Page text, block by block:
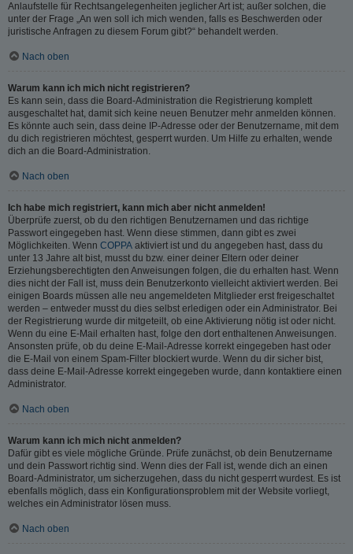
Anlaufstelle für Rechtsangelegenheiten jeglicher Art ist; außer solchen, die
unter der Frage „An wen soll ich mich wenden, falls es Beschwerden oder
juristische Anfragen zu diesem Forum gibt?“ behandelt werden.
Nach oben
Warum kann ich mich nicht registrieren?
Es kann sein, dass die Board-Administration die Registrierung komplett
ausgeschaltet hat, damit sich keine neuen Benutzer mehr anmelden können.
Es könnte auch sein, dass deine IP-Adresse oder der Benutzername, mit dem
du dich registrieren möchtest, gesperrt wurden. Um Hilfe zu erhalten, wende
dich an die Board-Administration.
Nach oben
Ich habe mich registriert, kann mich aber nicht anmelden!
Überprüfe zuerst, ob du den richtigen Benutzernamen und das richtige
Passwort eingegeben hast. Wenn diese stimmen, dann gibt es zwei
Möglichkeiten. Wenn COPPA aktiviert ist und du angegeben hast, dass du
unter 13 Jahre alt bist, musst du bzw. einer deiner Eltern oder deiner
Erziehungsberechtigten den Anweisungen folgen, die du erhalten hast. Wenn
dies nicht der Fall ist, muss dein Benutzerkonto vielleicht aktiviert werden. Bei
einigen Boards müssen alle neu angemeldeten Mitglieder erst freigeschaltet
werden – entweder musst du dies selbst erledigen oder ein Administrator. Bei
der Registrierung wurde dir mitgeteilt, ob eine Aktivierung nötig ist oder nicht.
Wenn du eine E-Mail erhalten hast, folge den dort enthaltenen Anweisungen.
Ansonsten prüfe, ob du deine E-Mail-Adresse korrekt eingegeben hast oder
die E-Mail von einem Spam-Filter blockiert wurde. Wenn du dir sicher bist,
dass deine E-Mail-Adresse korrekt eingegeben wurde, dann kontaktiere einen
Administrator.
Nach oben
Warum kann ich mich nicht anmelden?
Dafür gibt es viele mögliche Gründe. Prüfe zunächst, ob dein Benutzername
und dein Passwort richtig sind. Wenn dies der Fall ist, wende dich an einen
Board-Administrator, um sicherzugehen, dass du nicht gesperrt wurdest. Es ist
ebenfalls möglich, dass ein Konfigurationsproblem mit der Website vorliegt,
welches ein Administrator lösen muss.
Nach oben